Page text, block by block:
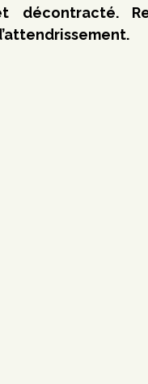
décontracté.